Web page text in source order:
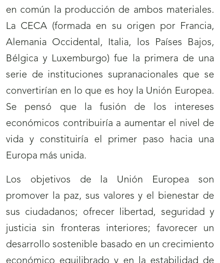
en común la producción de ambos materiales.
La CECA (formada en su origen por Francia,
Alemania Occidental, Italia, los Países Bajos,
Bélgica y Luxemburgo) fue la primera de una
serie de instituciones supranacionales que se
convertirían en lo que es hoy la Unión Europea.
Se pensó que la fusión de los intereses
económicos contribuiría a aumentar el nivel de
vida y constituiría el primer paso hacia una
Europa más unida.
Los objetivos de la Unión Europea son
promover la paz, sus valores y el bienestar de
sus ciudadanos; ofrecer libertad, seguridad y
justicia sin fronteras interiores; favorecer un
desarrollo sostenible basado en un crecimiento